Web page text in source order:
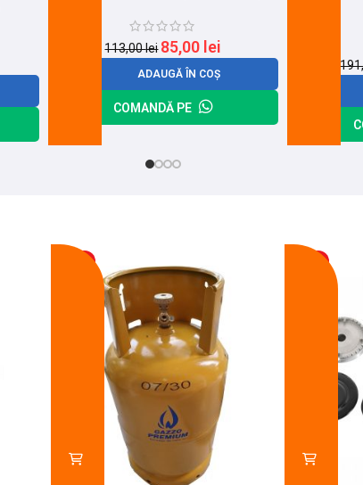
113,00lei 85,00 lei
ADAUGĂ ÎN COȘ
COMANDĂ PE